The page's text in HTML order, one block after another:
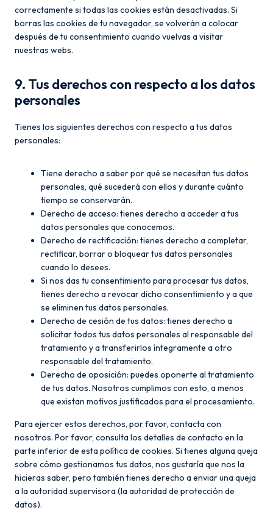
correctamente si todas las cookies están desactivadas. Si
borras las cookies de tu navegador, se volverán a colocar
después de tu consentimiento cuando vuelvas a visitar
nuestras webs.
9. Tus derechos con respecto a los datos
personales
Tienes los siguientes derechos con respecto a tus datos
personales:
Tiene derecho a saber por qué se necesitan tus datos
personales, qué sucederá con ellos y durante cuánto
tiempo se conservarán.
Derecho de acceso: tienes derecho a acceder a tus
datos personales que conocemos.
Derecho de rectificación: tienes derecho a completar,
rectificar, borrar o bloquear tus datos personales
cuando lo desees.
Si nos das tu consentimiento para procesar tus datos,
tienes derecho a revocar dicho consentimiento y a que
se eliminen tus datos personales.
Derecho de cesión de tus datos: tienes derecho a
solicitar todos tus datos personales al responsable del
tratamiento y a transferirlos íntegramente a otro
responsable del tratamiento.
Derecho de oposición: puedes oponerte al tratamiento
de tus datos. Nosotros cumplimos con esto, a menos
que existan motivos justificados para el procesamiento.
Para ejercer estos derechos, por favor, contacta con
nosotros. Por favor, consulta los detalles de contacto en la
parte inferior de esta política de cookies. Si tienes alguna queja
sobre cómo gestionamos tus datos, nos gustaría que nos la
hicieras saber, pero también tienes derecho a enviar una queja
a la autoridad supervisora (la autoridad de protección de
datos).